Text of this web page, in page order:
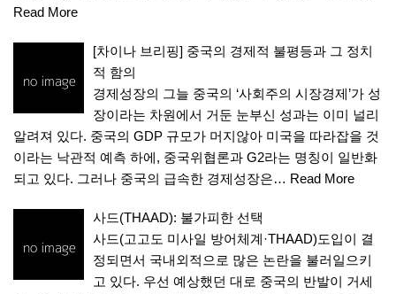
Read More
[차이나 브리핑] 중국의 경제적 불평등과 그 정치
적 함의
경제성장의 그늘 중국의 ‘사회주의 시장경제’가 성
장이라는 차원에서 거둔 눈부신 성과는 이미 널리
알려져 있다. 중국의 GDP 규모가 머지않아 미국을 따라잡을 것
이라는 낙관적 예측 하에, 중국위협론과 G2라는 명칭이 일반화
되고 있다. 그러나 중국의 급속한 경제성장은… Read More
사드(THAAD): 불가피한 선택
사드(고고도 미사일 방어체계·THAAD)도입이 결
정되면서 국내외적으로 많은 논란을 불러일으키
고 있다. 우선 예상했던 대로 중국의 반발이 거세